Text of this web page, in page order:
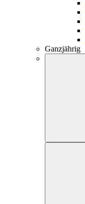
Ganzjährig